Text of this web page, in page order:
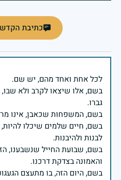
כתיבת
בשם, אלו שיצאו לקרב ולא
בשם, חיים שלמים שיכלו
בשם, שבועת החייל שנשבענו,
בשם, היום הזה, בו מתעצם